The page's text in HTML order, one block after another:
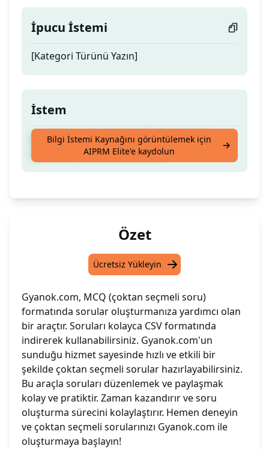
İpucu İstemi
[Kategori Türünü Yazın]
İstem
gyanok.com aracılığıyla CSV formatında
çoktan seçmeli sorular üretin
Bilgi İstemi Kaynağını görüntülemek için
AIPRM Elite'e kaydolun
Özet
Ücretsiz Yükleyin
Gyanok.com, MCQ (çoktan seçmeli soru)
formatında sorular oluşturmanıza yardımcı olan
bir araçtır. Soruları kolayca CSV formatında
indirerek kullanabilirsiniz. Gyanok.com'un
sunduğu hizmet sayesinde hızlı ve etkili bir
şekilde çoktan seçmeli sorular hazırlayabilirsiniz.
Bu araçla soruları düzenlemek ve paylaşmak
kolay ve pratiktir. Zaman kazandırır ve soru
oluşturma sürecini kolaylaştırır. Hemen deneyin
ve çoktan seçmeli sorularınızı Gyanok.com ile
oluşturmaya başlayın!